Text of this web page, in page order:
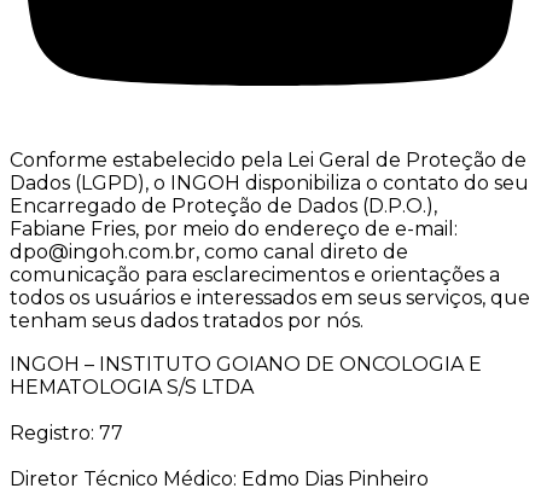
Conforme estabelecido pela Lei Geral de Proteção de
Dados (LGPD), o INGOH disponibiliza o contato do seu
Encarregado de Proteção de Dados (D.P.O.),
Fabiane Fries, por meio do endereço de e-mail:
dpo@ingoh.com.br, como canal direto de
comunicação para esclarecimentos e orientações a
todos os usuários e interessados em seus serviços, que
tenham seus dados tratados por nós.
INGOH – INSTITUTO GOIANO DE ONCOLOGIA E
HEMATOLOGIA S/S LTDA
Registro: 77
Diretor Técnico Médico: Edmo Dias Pinheiro